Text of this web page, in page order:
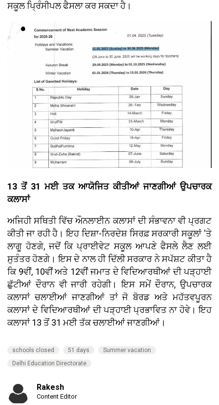
ਸਕੂਲ ਪ੍ਰਿੰਸੀਪਲ ਫੈਸਲਾ ਕਰ ਸਕਦਾ ਹੈ।
13 ਤੋਂ 31 ਮਈ ਤਕ ਆਯੋਜਿਤ ਕੀਤੀਆਂ ਜਾਣਗੀਆਂ ਉਪਚਾਰਕ
ਕਲਾਸਾਂ
ਅਜਿਹੀ ਸਥਿਤੀ ਵਿੱਚ ਔਨਲਾਈਨ ਕਲਾਸਾਂ ਦੀ ਸੰਭਾਵਨਾ ਵੀ ਪ੍ਰਗਟ
ਕੀਤੀ ਜਾ ਰਹੀ ਹੈ। ਇਹ ਦਿਸ਼ਾ-ਨਿਰਦੇਸ਼ ਸਿਰਫ਼ ਸਰਕਾਰੀ ਸਕੂਲਾਂ 'ਤੇ
ਲਾਗੂ ਹੋਣਗੇ, ਜਦੋਂ ਕਿ ਪ੍ਰਾਈਵੇਟ ਸਕੂਲ ਆਪਣੇ ਫੈਸਲੇ ਲੈਣ ਲਈ
ਸੁਤੰਤਰ ਹੋਣਗੇ। ਇਸ ਦੇ ਨਾਲ ਹੀ ਦਿੱਲੀ ਸਰਕਾਰ ਨੇ ਸਪੱਸ਼ਟ ਕੀਤਾ ਹੈ
ਕਿ 9ਵੀਂ, 10ਵੀਂ ਅਤੇ 12ਵੀਂ ਜਮਾਤ ਦੇ ਵਿਦਿਆਰਥੀਆਂ ਦੀ ਪੜ੍ਹਾਈ
ਛੁੱਟੀਆਂ ਦੌਰਾਨ ਵੀ ਜਾਰੀ ਰਹੇਗੀ। ਇਸ ਸਮੇਂ ਦੌਰਾਨ, ਉਪਚਾਰਕ
ਕਲਾਸਾਂ ਚਲਾਈਆਂ ਜਾਣਗੀਆਂ ਤਾਂ ਜੋ ਬੋਰਡ ਅਤੇ ਮਹੱਤਵਪੂਰਨ
ਕਲਾਸਾਂ ਦੇ ਵਿਦਿਆਰਥੀਆਂ ਦੀ ਪੜ੍ਹਾਈ ਪ੍ਰਭਾਵਿਤ ਨਾ ਹੋਵੇ। ਇਹ
ਕਲਾਸਾਂ 13 ਤੋਂ 31 ਮਈ ਤੱਕ ਚਲਾਈਆਂ ਜਾਣਗੀਆਂ।
schools closed 51 days
Summer vacation
Delhi Education Directorate
Rakesh
Content Editor